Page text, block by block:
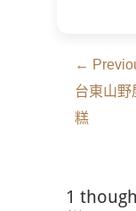
文
章
導
覽
←
Previous
post:
台東山野
糕
1